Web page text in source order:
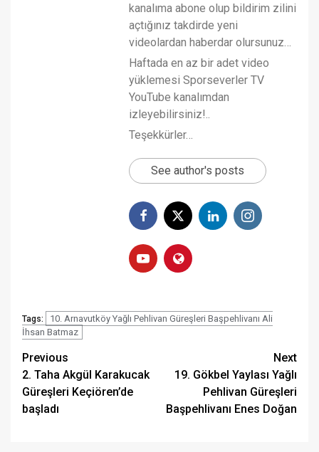
kanalıma abone olup bildirim zilini
açtığınız takdirde yeni
videolardan haberdar olursunuz…
Haftada en az bir adet video
yüklemesi Sporseverler TV
YouTube kanalımdan
izleyebilirsiniz!..
Teşekkürler…
See author's posts
Tags:
10. Arnavutköy Yağlı Pehlivan Güreşleri Başpehlivanı Ali
İhsan Batmaz
Post
navigation
Previous
2. Taha Akgül Karakucak
Güreşleri Keçiören’de
başladı
Next
19. Gökbel Yaylası Yağlı
Pehlivan Güreşleri
Başpehlivanı Enes Doğan